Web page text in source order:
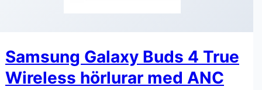
Samsung Galaxy Buds 4 True
Wireless hörlurar med ANC